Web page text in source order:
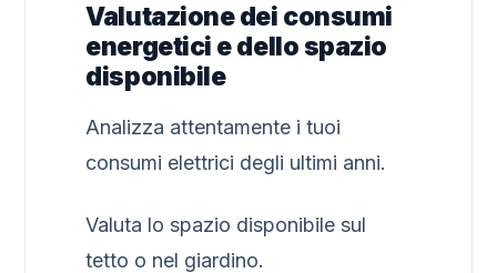
Valutazione dei consumi
energetici e dello spazio
disponibile
Analizza attentamente i tuoi
consumi elettrici degli ultimi anni.
Valuta lo spazio disponibile sul
tetto o nel giardino.